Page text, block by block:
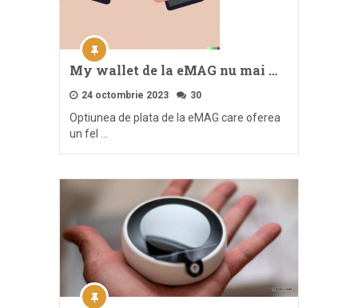
My wallet de la eMAG nu mai …
24 octombrie 2023 30
Optiunea de plata de la eMAG care oferea
un fel …